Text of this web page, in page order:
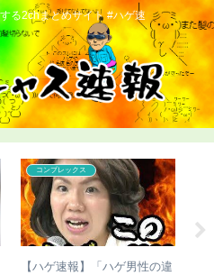
る2chまとめサイト #ハゲ速
コンプレックス
【ハゲ速報】「ハゲ男性の違